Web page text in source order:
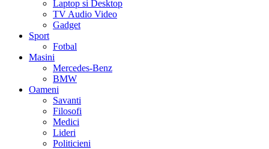
Laptop si Desktop
TV Audio Video
Gadget
Sport
Fotbal
Masini
Mercedes-Benz
BMW
Oameni
Savanti
Filosofi
Medici
Lideri
Politicieni